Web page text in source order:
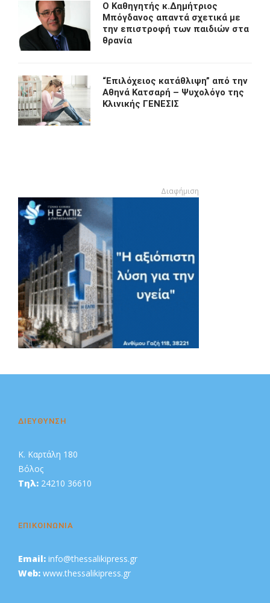
O Kαθηγητής κ.Δημήτριος
Μπόγδανος απαντά σχετικά με
την επιστροφή των παιδιών στα
θρανία
“Eπιλόχειος κατάθλιψη” από την
Αθηνά Κατσαρή – Ψυχολόγο της
Κλινικής ΓΕΝΕΣΙΣ
Διαφήμιση
ΔΙΕΥΘΥΝΣΗ
Κ. Καρτάλη 180
Βόλος
Τηλ: 24210 36610
ΕΠΙΚΟΙΝΩΝΙΑ
Email: info@thessalikipress.gr
Web: www.thessalikipress.gr